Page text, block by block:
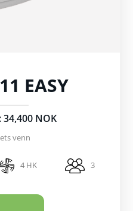
11 EASY
34,400 NOK
venn
4 HK 3